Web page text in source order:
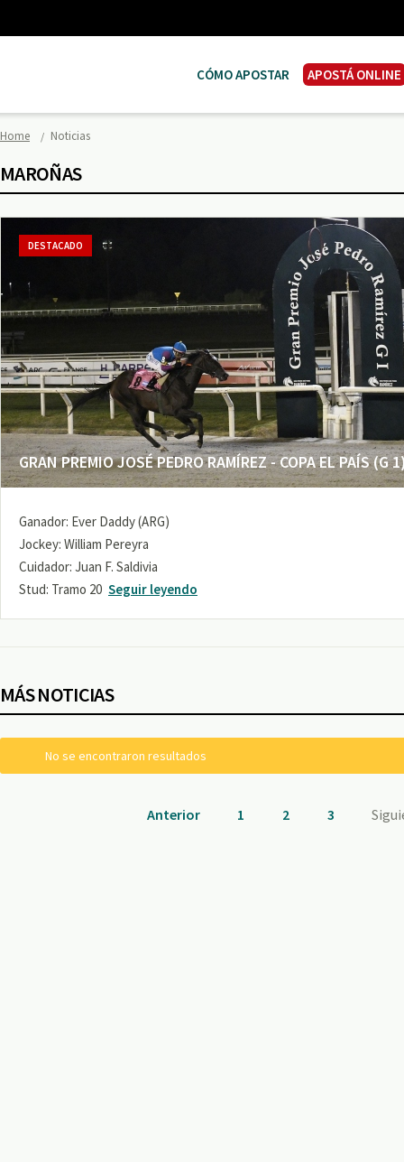
CÓMO APOSTAR APOSTÁ ONLINE
Home Noticias
MAROÑAS
GRAN PREMIO JOSÉ PEDRO RAMÍREZ - COPA EL PAÍS (G
DESTACADO
Ganador: Ever Daddy (ARG)
Jockey: William Pereyra
Cuidador: Juan F. Saldivia
Stud: Tramo 20 Seguir leyendo
MÁS NOTICIAS
No se encontraron resultados
Anterior 1 2 3